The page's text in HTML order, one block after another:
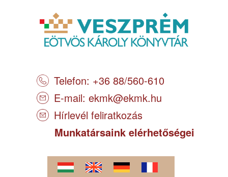
Telefon: +36 88/560-610
E-mail: ekmk@ekmk.hu
Hírlevél feliratkozás
Munkatársaink elérhetőségei